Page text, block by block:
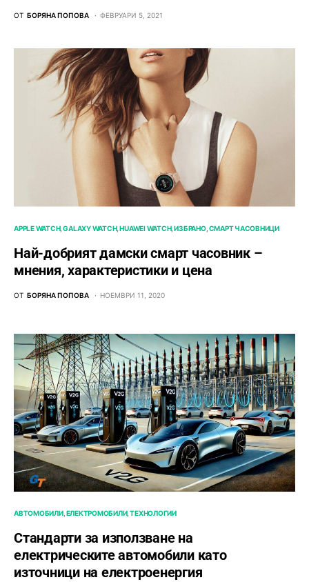
ОТ БОРЯНА ПОПОВА ФЕВРУАРИ 5, 2021
APPLE WATCH GALAXY WATCH HUAWEI WATCH ИЗБРАНО СМАРТ ЧАСОВНИЦИ
Най-добрият дамски смарт часовник –
мнения, характеристики и цена
ОТ БОРЯНА ПОПОВА НОЕМВРИ 11, 2020
АВТОМОБИЛИ ЕЛЕКТРОМОБИЛИ ТЕХНОЛОГИИ
Стандарти за използване на
електрическите автомобили като
източници на електроенергия